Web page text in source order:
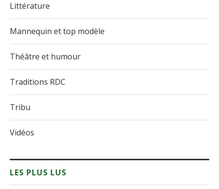
Littérature
Mannequin et top modèle
Théâtre et humour
Traditions RDC
Tribu
Vidéos
LES PLUS LUS